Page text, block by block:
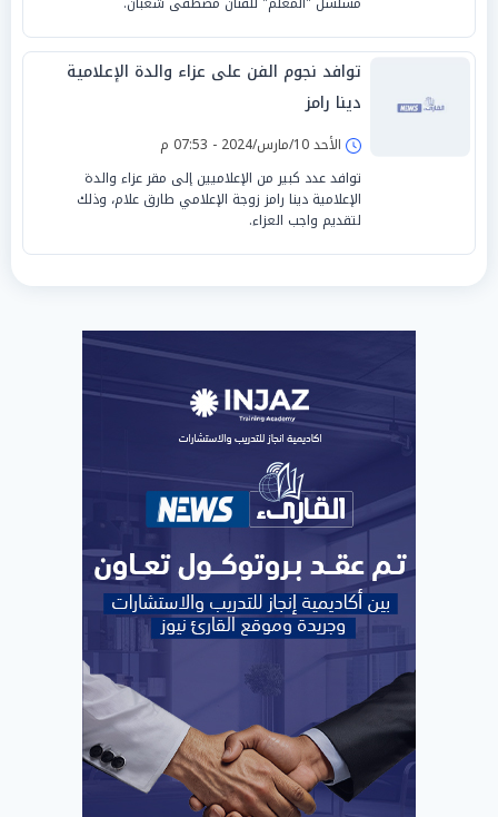
توافد نجوم الفن على عزاء والدة الإعلامية
دينا رامز
الأحد 10/مارس/2024 - 07:53 م
توافد عدد كبير من الإعلاميين إلى مقر عزاء والدة
الإعلامية دينا رامز زوجة الإعلامي طارق علام، وذلك
لتقديم واجب العزاء.